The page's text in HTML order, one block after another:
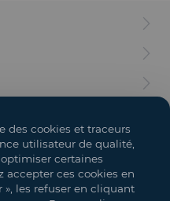
des cookies et traceurs
utilisateur de qualité,
certaines
accepter ces cookies en
les refuser en cliquant